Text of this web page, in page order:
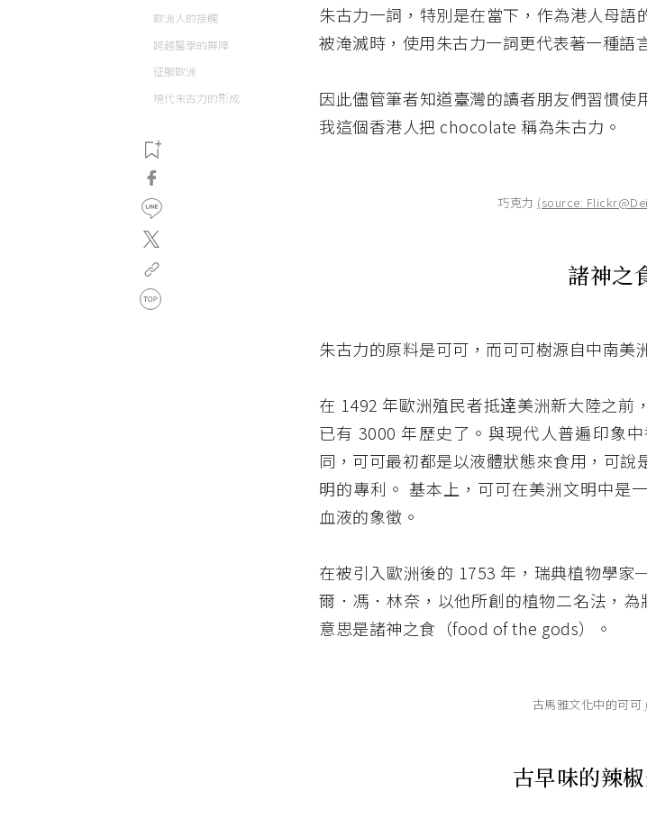
歐洲人的接觸
跨越醫學的屏障
征服歐洲
現代朱古力的形成
朱古力一詞，特別是在當下，作為港人母
被淹滅時，使用朱古力一詞更代表著一種語
因此儘管筆者知道臺灣的讀者朋友們習慣
我這個香港人把 chocolate 稱為朱古力。
巧克力 (source:
諸神之
朱古力的原料是可可 ，而可可樹源自中南美
在 1492 年歐洲殖民者抵逹美洲新大陸之前
已有 3000 年歷史了。與現代人普遍印象
同，可可最初都是以液體狀態來食用，可
明的專利。 基本上，可可在美洲文明中是
血液的象徵。
在被引入歐洲後的 1753 年，瑞典植物學
爾．馮．林奈，以他所創的植物二名法，
意思是諸神之食（food of the gods） 。
古馬雅文化中的可可
古早味的辣